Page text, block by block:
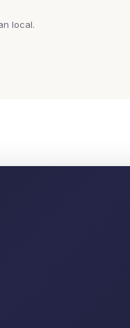
local.